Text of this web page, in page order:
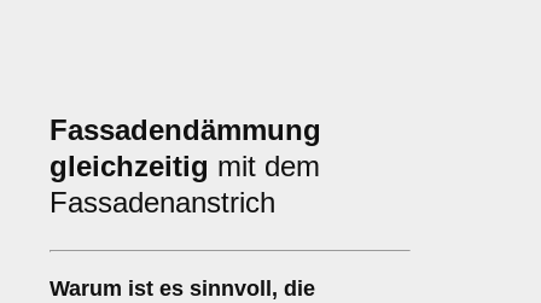
Fassadendämmung
gleichzeitig mit dem
Fassadenanstrich
Warum ist es sinnvoll, die